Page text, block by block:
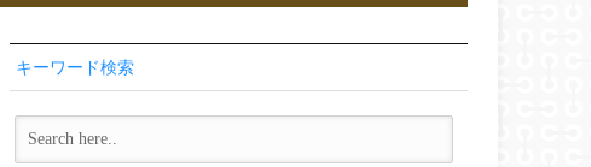
キーワード検索